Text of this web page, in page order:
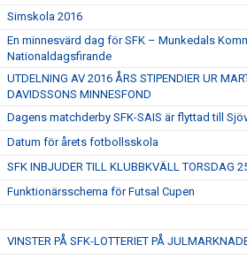
Simskola 2016
En minnesvärd dag för SFK – Munkedals
Nationaldagsfirande
UTDELNING AV 2016 ÅRS STIPENDIER UR
DAVIDSSONS MINNESFOND
Dagens matchderby SFK-SAIS är flyttad till
Datum för årets fotbollsskola
SFK INBJUDER TILL KLUBBKVÄLL TORSDAG
Funktionärsschema för Futsal Cupen
VINSTER PÅ SFK-LOTTERIET PÅ